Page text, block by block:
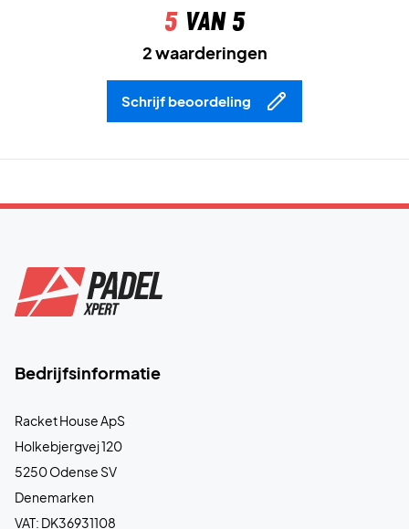
5van 5
2 waarderingen
Schrijf beoordeling
Bedrijfsinformatie
Racket House ApS
Holkebjergvej 120
5250 Odense SV
Denemarken
VAT: DK36931108